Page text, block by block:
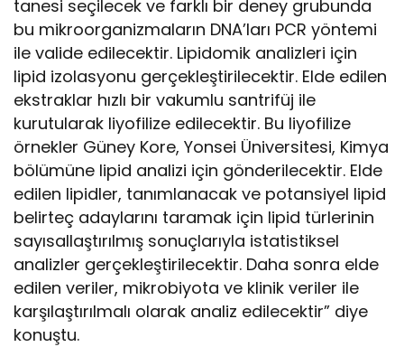
tanesi seçilecek ve farklı bir deney grubunda
bu mikroorganizmaların DNA’ları PCR yöntemi
ile valide edilecektir. Lipidomik analizleri için
lipid izolasyonu gerçekleştirilecektir. Elde edilen
ekstraklar hızlı bir vakumlu santrifüj ile
kurutularak liyofilize edilecektir. Bu liyofilize
örnekler Güney Kore, Yonsei Üniversitesi, Kimya
bölümüne lipid analizi için gönderilecektir. Elde
edilen lipidler, tanımlanacak ve potansiyel lipid
belirteç adaylarını taramak için lipid türlerinin
sayısallaştırılmış sonuçlarıyla istatistiksel
analizler gerçekleştirilecektir. Daha sonra elde
edilen veriler, mikrobiyota ve klinik veriler ile
karşılaştırılmalı olarak analiz edilecektir” diye
konuştu.